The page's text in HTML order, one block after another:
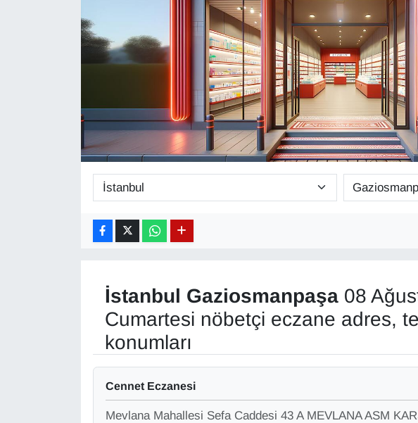
İstanbul Gaziosmanpaşa08
Cumartesi nöbetçi eczane adres,
konumları
Cennet Eczanesi
Mevlana Mahallesi Sefa Caddesi 43 A MEVLANA ASM
EKONOMİ
En çok konuşulanlar
HABERDE İNSAN